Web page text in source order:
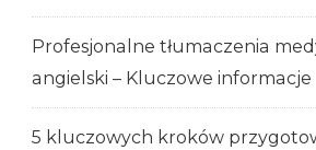
Profesjonalne tłumaczenia
angielski – Kluczowe informacje
5 kluczowych kroków